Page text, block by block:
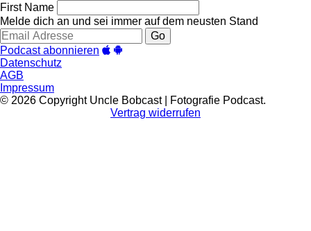
First Name
Melde dich an und sei immer auf dem neusten Stand
Go
Podcast abonnieren
Datenschutz
AGB
Impressum
© 2026 Copyright Uncle Bobcast | Fotografie Podcast.
Vertrag widerrufen